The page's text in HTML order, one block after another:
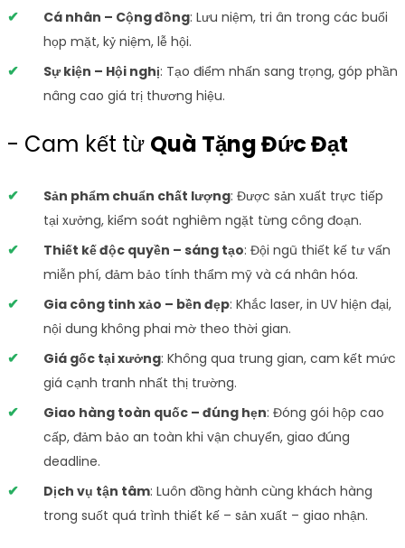
Cá nhân – Cộng đồng: Lưu niệm, tri ân trong các buổi
họp mặt, kỷ niệm, lễ hội.
Sự kiện – Hội nghị: Tạo điểm nhấn sang trọng, góp phần
nâng cao giá trị thương hiệu.
- Cam kết từ Quà Tặng Đức Đạt
Sản phẩm chuẩn chất lượng: Được sản xuất trực tiếp
tại xưởng, kiểm soát nghiêm ngặt từng công đoạn.
Thiết kế độc quyền – sáng tạo: Đội ngũ thiết kế tư vấn
miễn phí, đảm bảo tính thẩm mỹ và cá nhân hóa.
Gia công tinh xảo – bền đẹp: Khắc laser, in UV hiện đại,
nội dung không phai mờ theo thời gian.
Giá gốc tại xưởng: Không qua trung gian, cam kết mức
giá cạnh tranh nhất thị trường.
Giao hàng toàn quốc – đúng hẹn: Đóng gói hộp cao
cấp, đảm bảo an toàn khi vận chuyển, giao đúng
deadline.
Dịch vụ tận tâm: Luôn đồng hành cùng khách hàng
trong suốt quá trình thiết kế – sản xuất – giao nhận.